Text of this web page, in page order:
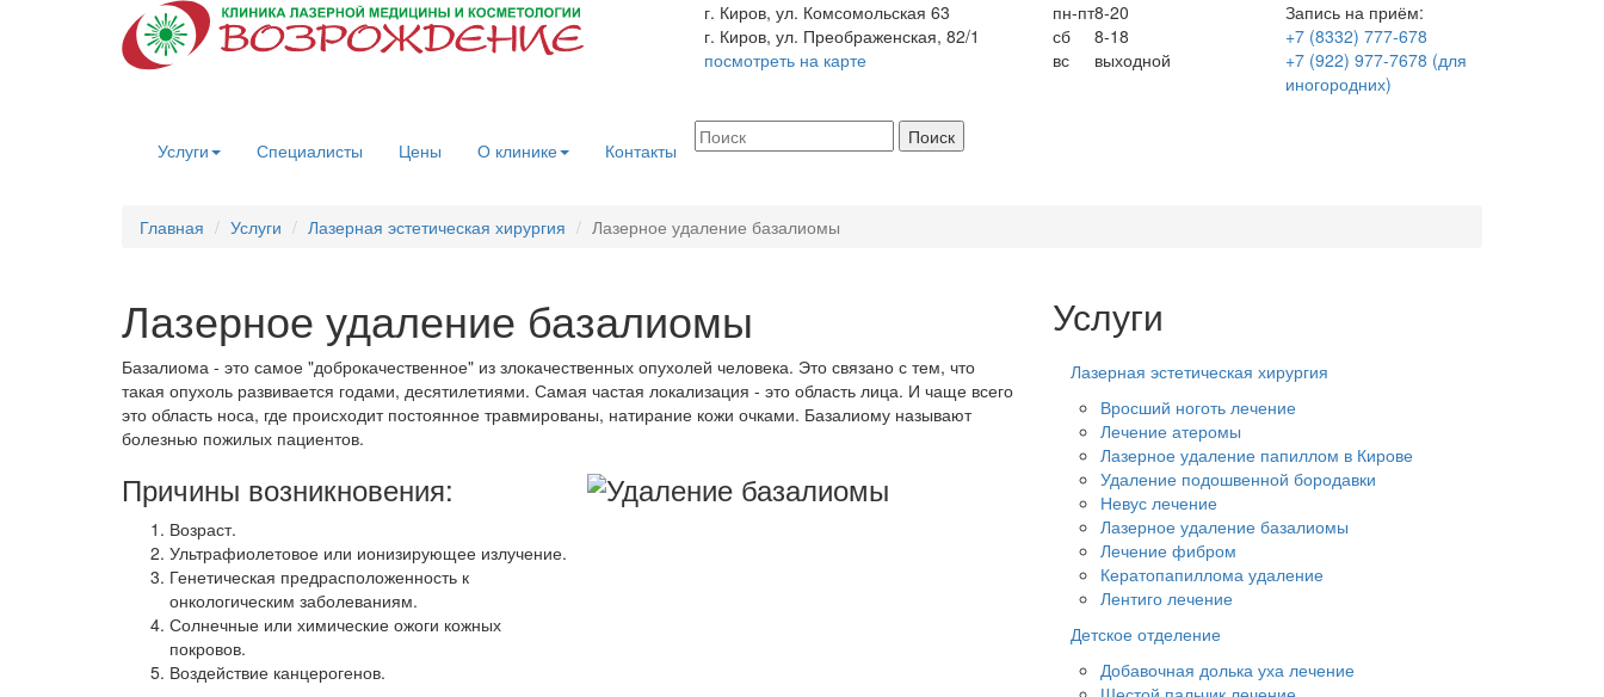
Запись на приём:
+7 (8332) 777-678
+7 (922) 977-7678 (для
иногородних)
г. Киров, ул. Комсомольская 63
г. Киров, ул. Преображенская, 82/1
посмотреть на карте
пн-пт8-20
сб
8-18
вс
выходной
Услуги Специалисты Цены О клинике Контакты
Главная Услуги Лазерная эстетическая хирургия Лазерное удаление базалиомы
Лазерное удаление базалиомы
Базалиома - это самое "доброкачественное" из злокачественных опухолей человека. Это связано с тем, что
такая опухоль развивается годами, десятилетиями. Самая частая локализация - это область лица. И чаще всего
это область носа, где происходит постоянное травмированы, натирание кожи очками. Базалиому называют
болезнью пожилых пациентов.
Причины возникновения:
Возраст.
Ультрафиолетовое или ионизирующее излучение.
Генетическая предрасположенность к
онкологическим заболеваниям.
Солнечные или химические ожоги кожных
покровов.
Воздействие канцерогенов.
Услуги
Лазерная эстетическая хирургия
Вросший ноготь лечение
Лечение атеромы
Лазерное удаление папиллом в Кирове
Удаление подошвенной бородавки
Невус лечение
Лазерное удаление базалиомы
Лечение фибром
Кератопапиллома удаление
Лентиго лечение
Детское отделение
Добавочная долька уха лечение